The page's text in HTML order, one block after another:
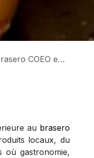
et produits locaux
au brasero
locaux, du
où gastronomie,